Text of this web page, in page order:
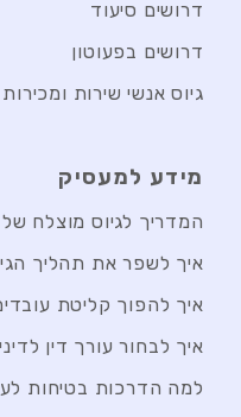
דרושים סיעוד
דרושים בפעוטון
גיוס אנשי שירות ומכירות
מידע למעסיק
המדריך לגיוס מוצלח של
איך לשפר את תהליך
איך להפוך קליטת
איך לבחור עורך דין
למה הדרכות בטיחות